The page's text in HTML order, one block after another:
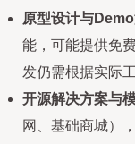
原型设计与
能，可能提供免
发仍需根据实际
开源解决方案与
网、基础商城）